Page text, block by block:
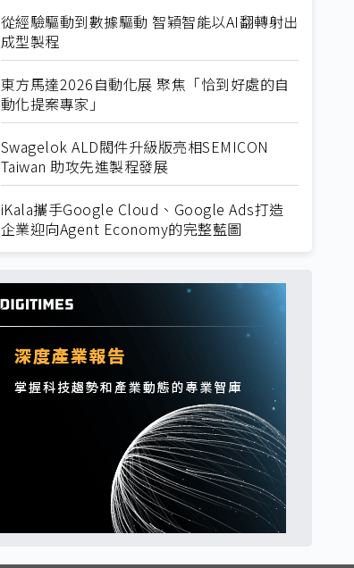
從經驗驅動到數據驅動 智穎智能以AI翻轉射出
成型製程
東方馬達2026自動化展 聚焦「恰到好處的自
動化提案專家」
Swagelok ALD閥件升級版亮相SEMICON
Taiwan 助攻先進製程發展
iKala攜手Google Cloud、Google Ads打造
企業迎向Agent Economy的完整藍圖